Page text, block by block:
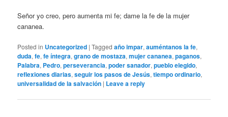
Señor yo creo, pero aumenta mi fe; dame la fe de la mujer
cananea.
Posted in Uncategorized |Tagged año impar,auméntanos la fe,
duda,fe,fe íntegra,grano de mostaza,mujer cananea,paganos,
Palabra, Pedro,perseverancia,poder sanador,pueblo elegido,
reflexiones diarias,seguir los pasos de Jesús,tiempo ordinario,
universalidad de la salvación | Leave a reply